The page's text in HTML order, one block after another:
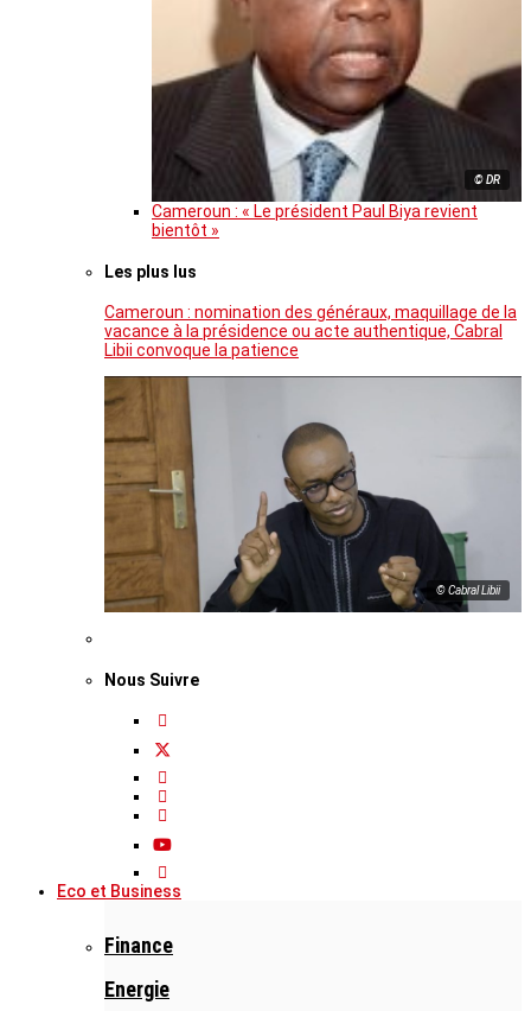
© DR
Cameroun : « Le président Paul Biya revient
bientôt »
Les plus lus
Cameroun : nomination des généraux, maquillage de la
vacance à la présidence ou acte authentique, Cabral
Libii convoque la patience
© Cabral Libii
Nous Suivre
Eco et Business
Finance
Energie